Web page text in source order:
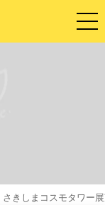
さきしまコスモタワー